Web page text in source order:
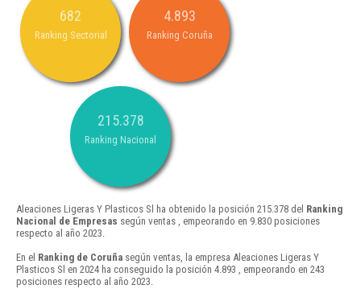
682
Ranking Sectorial
4.893
Ranking Coruña
215.378
Ranking Nacional
Aleaciones Ligeras Y Plasticos Sl ha obtenido la posición 215.378 del Ranking
Nacional de Empresas según ventas , empeorando en 9.830 posiciones
respecto al año 2023.
En el Ranking de Coruña según ventas, la empresa Aleaciones Ligeras Y
Plasticos Sl en 2024 ha conseguido la posición 4.893 , empeorando en 243
posiciones respecto al año 2023.